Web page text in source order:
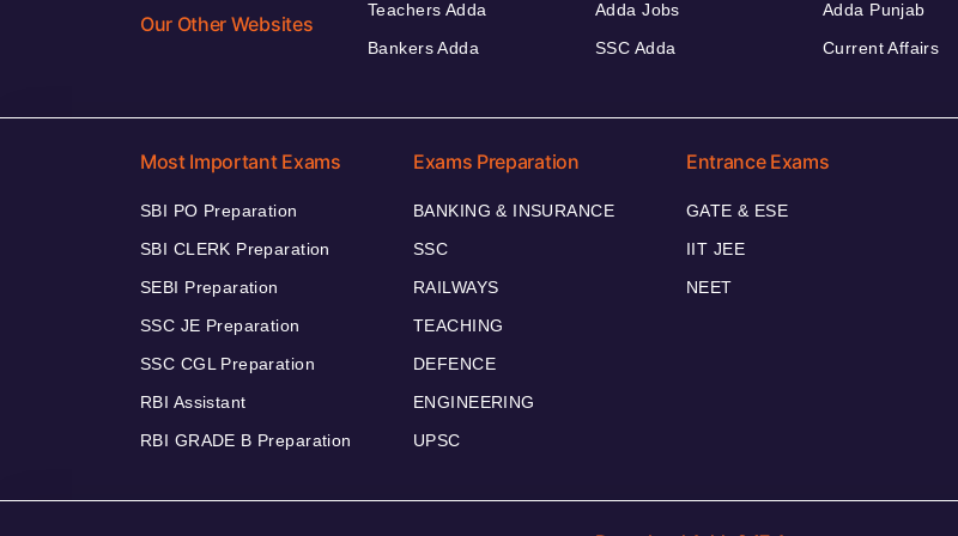
Our Other Websites
Teachers Adda
Bankers Adda
Adda Jobs
SSC Adda
Adda Punjab
Current Affairs
Most Important Exams
SBI PO Preparation
SBI CLERK Preparation
SEBI Preparation
SSC JE Preparation
SSC CGL Preparation
RBI Assistant
RBI GRADE B Preparation
Exams Preparation
BANKING & INSURANCE
SSC
RAILWAYS
TEACHING
DEFENCE
ENGINEERING
UPSC
Entrance Exams
GATE & ESE
IIT JEE
NEET